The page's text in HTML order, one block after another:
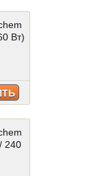
Вт)
240